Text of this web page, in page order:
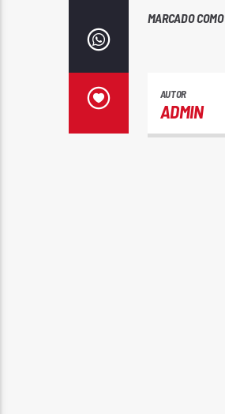
MARCADO COMO
AUTOR
ADMIN